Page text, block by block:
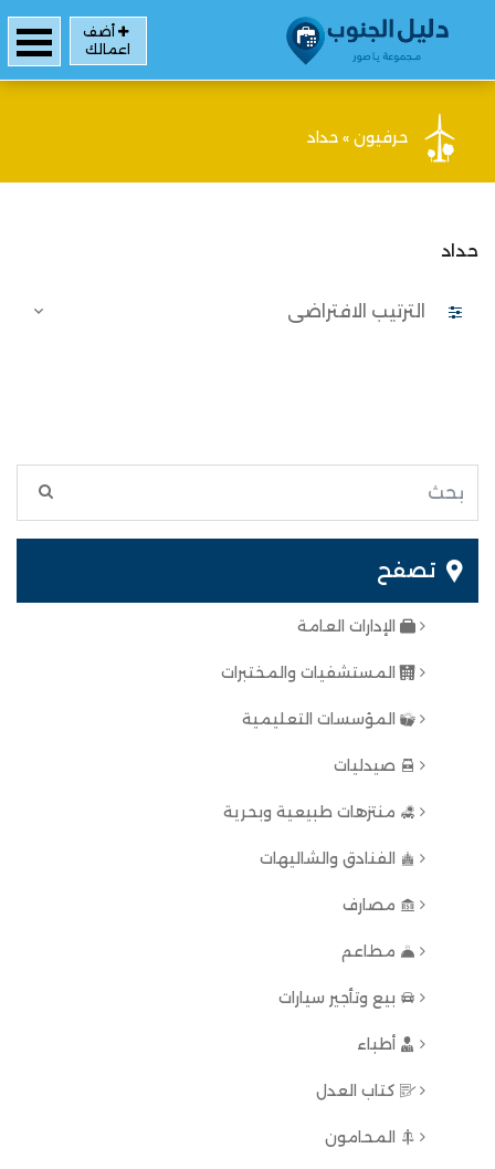
أضف
اعمالك
حرفيون » حداد
حداد
تصفح
الإدارات العامة
المستشفيات والمختبرات
المؤسسات التعليمية
صيدليات
منتزهات طبيعية وبحرية
الفنادق والشاليهات
مصارف
مطاعم
بيع وتأجير سيارات
أطباء
كتاب العدل
المحامون